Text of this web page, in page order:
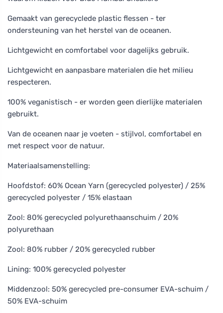
Gemaakt van gerecyclede plastic flessen - ter
ondersteuning van het herstel van de oceanen.
Lichtgewicht en comfortabel voor dagelijks gebruik.
Lichtgewicht en aanpasbare materialen die het milieu
respecteren.
100% veganistisch - er worden geen dierlijke materialen
gebruikt.
Van de oceanen naar je voeten - stijlvol, comfortabel en
met respect voor de natuur.
Materiaalsamenstelling:
Hoofdstof: 60% Ocean Yarn (gerecycled polyester) / 25%
gerecycled polyester / 15% elastaan
Zool: 80% gerecycled polyurethaanschuim / 20%
polyurethaan
Zool: 80% rubber / 20% gerecycled rubber
Lining: 100% gerecycled polyester
Middenzool: 50% gerecycled pre-consumer EVA-schuim /
50% EVA-schuim